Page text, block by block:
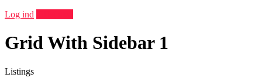
Log ind
Grid With Sidebar 1
Listings